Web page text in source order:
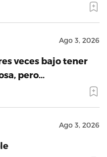
Ago 3, 2026
veces bajo tener
pero…
Ago 3, 2026